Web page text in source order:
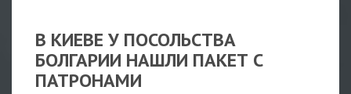
В КИЕВЕ У ПОСОЛЬСТВА
БОЛГАРИИ НАШЛИ ПАКЕТ С
ПАТРОНАМИ